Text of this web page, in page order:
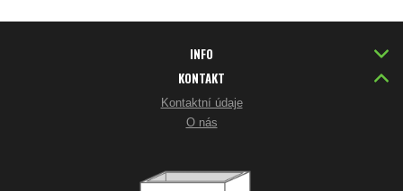
INFO
KONTAKT
Kontaktní údaje
O nás